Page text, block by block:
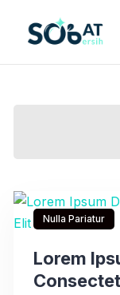
Nulla Pariatur
Lorem